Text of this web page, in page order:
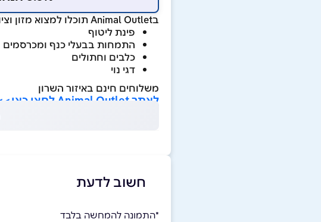
בAnimal Outlet תוכלו למצוא מזון וציוד לחיות מחמד ובין היתר:
פינת ליטוף
התמחות בבעלי כנף ומכרסמים
כלבים וחתולים
דגי נוי
משלוחים חינם באיזור השרון
לאתר Animal Outlet לחצו כאן>>
חשוב לדעת
*התמונה להמחשה בלבד